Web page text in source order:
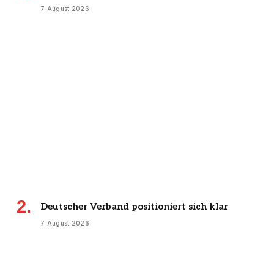
7 August 2026
Deutscher Verband positioniert sich klar
7 August 2026